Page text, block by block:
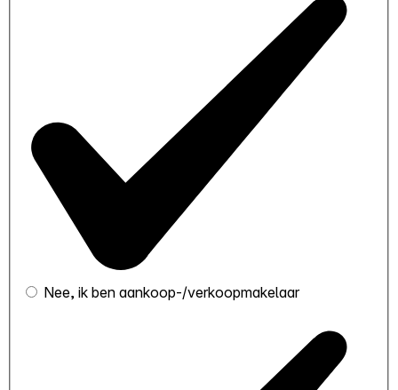
Nee, ik ben aankoop-/verkoopmakelaar